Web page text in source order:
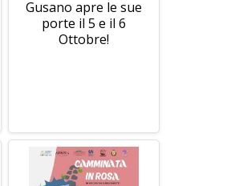
Gusano apre le sue
porte il 5 e il 6
Ottobre!